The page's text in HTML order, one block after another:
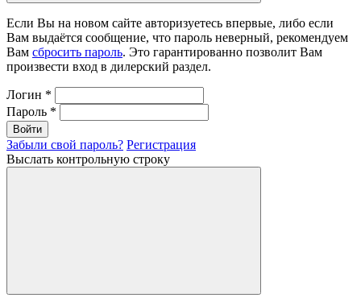
Если Вы на новом сайте авторизуетесь впервые, либо если
Вам выдаётся сообщение, что пароль неверный, рекомендуем
Вам сбросить пароль. Это гарантированно позволит Вам
произвести вход в дилерский раздел.
Логин *
Пароль *
Войти
Забыли свой пароль? Регистрация
Выслать контрольную строку